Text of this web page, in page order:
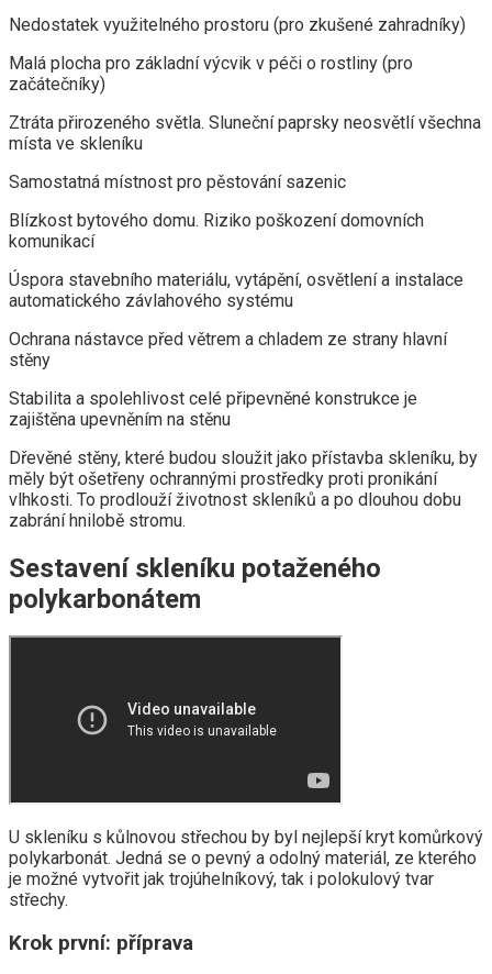
Nedostatek využitelného prostoru (pro zkušené zahradníky)
Malá plocha pro základní výcvik v péči o rostliny (pro
začátečníky)
Ztráta přirozeného světla. Sluneční paprsky neosvětlí všechna
místa ve skleníku
Samostatná místnost pro pěstování sazenic
Blízkost bytového domu. Riziko poškození domovních
komunikací
Úspora stavebního materiálu, vytápění, osvětlení a instalace
automatického závlahového systému
Ochrana nástavce před větrem a chladem ze strany hlavní
stěny
Stabilita a spolehlivost celé připevněné konstrukce je
zajištěna upevněním na stěnu
Dřevěné stěny, které budou sloužit jako přístavba skleníku, by
měly být ošetřeny ochrannými prostředky proti pronikání
vlhkosti. To prodlouží životnost skleníků a po dlouhou dobu
zabrání hnilobě stromu.
Sestavení skleníku potaženého
polykarbonátem
U skleníku s kůlnovou střechou by byl nejlepší kryt komůrkový
polykarbonát. Jedná se o pevný a odolný materiál, ze kterého
je možné vytvořit jak trojúhelníkový, tak i polokulový tvar
střechy.
Krok první: příprava